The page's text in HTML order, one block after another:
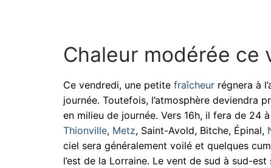
Chaleur modérée ce
Ce vendredi, une petite fraîcheur régnera à
journée. Toutefois, l’atmosphère deviendra
en milieu de journée. Vers 16h, il fera de 24
Thionville, Metz, Saint-Avold, Bitche, Épinal,
ciel sera généralement voilé et quelques
l’est de la Lorraine. Le vent de sud à sud-